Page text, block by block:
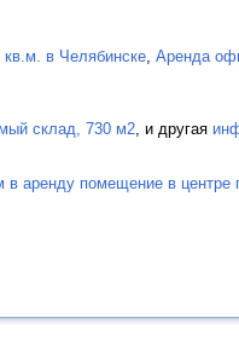
в Челябинске, Аренда
склад, 730 м2, и другая
в аренду помещение в центре